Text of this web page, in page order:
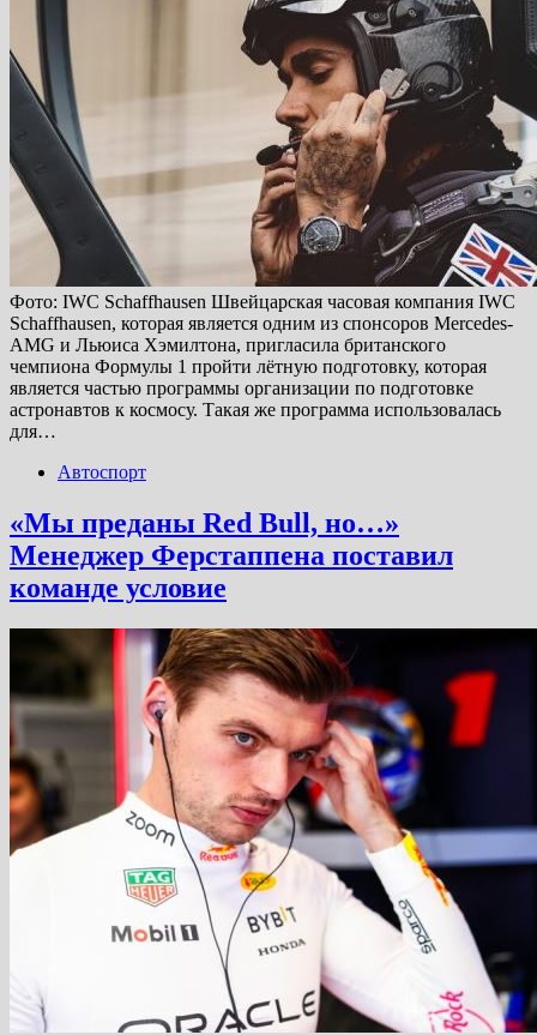
Фото: IWC Schaffhausen Швейцарская часовая компания IWC
Schaffhausen, которая является одним из спонсоров Mercedes-
AMG и Льюиса Хэмилтона, пригласила британского
чемпиона Формулы 1 пройти лётную подготовку, которая
является частью программы организации по подготовке
астронавтов к космосу. Такая же программа использовалась
для…
Автоспорт
«Мы преданы Red Bull, но…»
Менеджер Ферстаппена поставил
команде условие